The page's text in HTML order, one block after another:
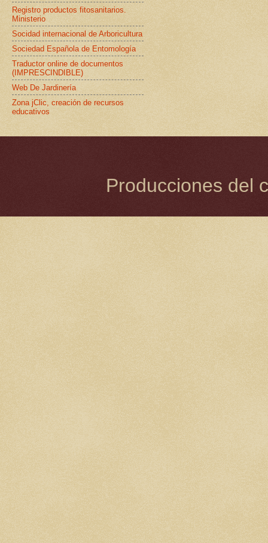
Registro productos fitosanitarios.
Ministerio
Socidad internacional de Arboricultura
Sociedad Española de Entomología
Traductor online de documentos
(IMPRESCINDIBLE)
Web De Jardinería
Zona jClic, creación de recursos
educativos
Producciones del